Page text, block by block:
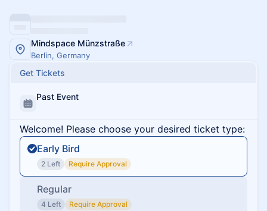
Mindspace Münzstraße
Berlin, Germany
Get Tickets
Past Event
Welcome! Please choose your desired ticket type:
Early Bird
2 Left Require Approval
Regular
4 Left Require Approval